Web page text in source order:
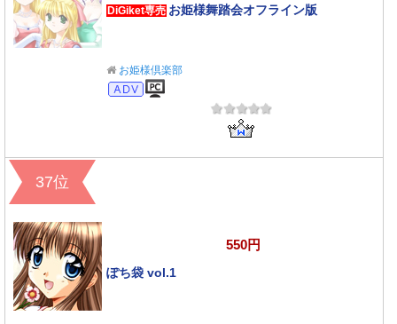
DiGiket専売 お姫様舞踏会オフライン版
お姫様倶楽部
アドベンチャー
37位
550円
ぽち袋 vol.1